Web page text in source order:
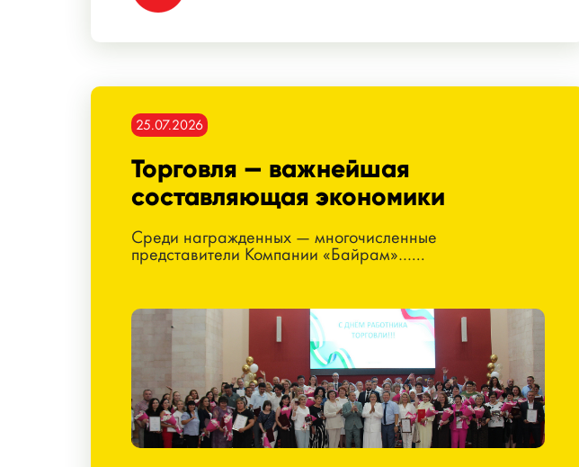
25.07.2026
Торговля — важнейшая
составляющая экономики
Среди награжденных — многочисленные
представители Компании «Байрам»…...